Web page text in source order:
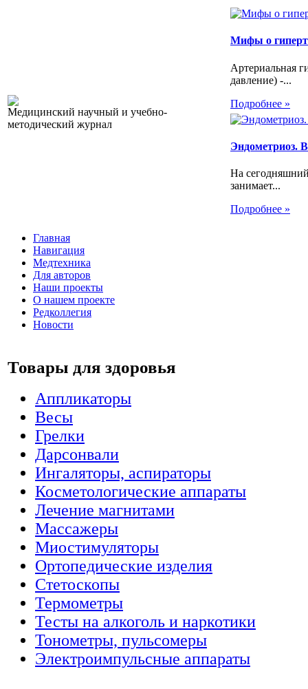
Медицинский научный и учебно-
методический журнал
Мифы о
Артериальная
давление) -...
Подробнее »
Эндометриоз.
На
занимает...
Подробнее »
Главная
Навигация
Медтехника
Для авторов
Наши проекты
О нашем проекте
Редколлегия
Новости
Товары для здоровья
Аппликаторы
Весы
Грелки
Дарсонвали
Ингаляторы, аспираторы
Косметологические аппараты
Лечение магнитами
Массажеры
Миостимуляторы
Ортопедические изделия
Стетоскопы
Термометры
Тесты на алкоголь и наркотики
Тонометры, пульсомеры
Электроимпульсные аппараты